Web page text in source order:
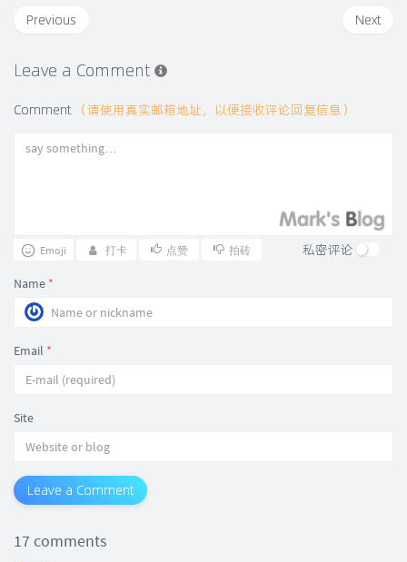
Next
Previous
Leave a Comment
Comment （请使用真实邮箱地址，以便接收评论回复信息）
Emoji 打卡 点赞 拍砖 私密评论
Name *
Email *
Site
Leave a Comment
17 comments